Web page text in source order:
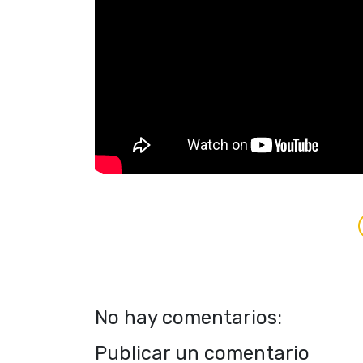
No hay comentarios:
Publicar un comentario